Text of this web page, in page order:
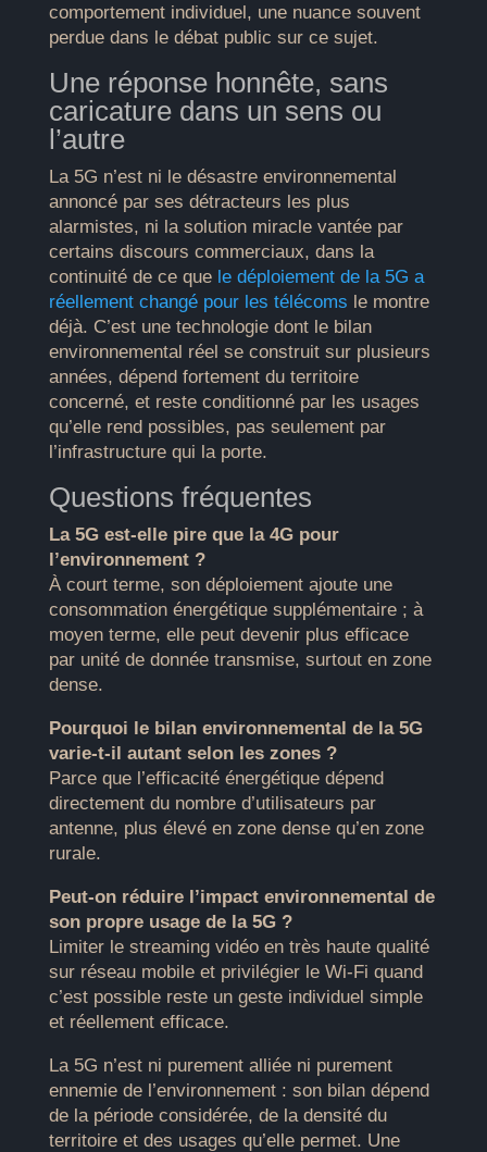
comportement individuel, une nuance souvent
perdue dans le débat public sur ce sujet.
Une réponse honnête, sans
caricature dans un sens ou
l’autre
La 5G n’est ni le désastre environnemental
annoncé par ses détracteurs les plus
alarmistes, ni la solution miracle vantée par
certains discours commerciaux, dans la
continuité de ce que le déploiement de la 5G a
réellement changé pour les télécoms le montre
déjà. C’est une technologie dont le bilan
environnemental réel se construit sur plusieurs
années, dépend fortement du territoire
concerné, et reste conditionné par les usages
qu’elle rend possibles, pas seulement par
l’infrastructure qui la porte.
Questions fréquentes
La 5G est-elle pire que la 4G pour
l’environnement ?
À court terme, son déploiement ajoute une
consommation énergétique supplémentaire ; à
moyen terme, elle peut devenir plus efficace
par unité de donnée transmise, surtout en zone
dense.
Pourquoi le bilan environnemental de la 5G
varie-t-il autant selon les zones ?
Parce que l’efficacité énergétique dépend
directement du nombre d’utilisateurs par
antenne, plus élevé en zone dense qu’en zone
rurale.
Peut-on réduire l’impact environnemental de
son propre usage de la 5G ?
Limiter le streaming vidéo en très haute qualité
sur réseau mobile et privilégier le Wi-Fi quand
c’est possible reste un geste individuel simple
et réellement efficace.
La 5G n’est ni purement alliée ni purement
ennemie de l’environnement : son bilan dépend
de la période considérée, de la densité du
territoire et des usages qu’elle permet. Une